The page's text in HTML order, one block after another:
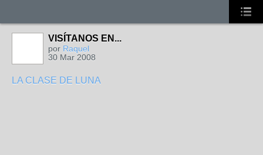
VISÍTANOS EN...
por Raquel
30 Mar 2008
LA CLASE DE LUNA